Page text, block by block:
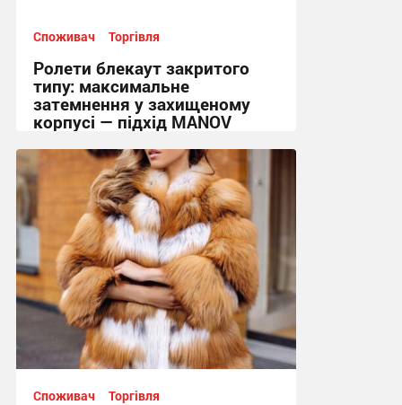
Споживач Торгівля
Ролети блекаут закритого
типу: максимальне
затемнення у захищеному
корпусі — підхід MANOV
09:07, 25.07.2026
Споживач Торгівля